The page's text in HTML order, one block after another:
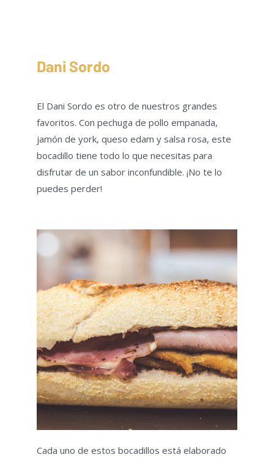
Dani Sordo
El Dani Sordo es otro de nuestros grandes
favoritos. Con pechuga de pollo empanada,
jamón de york, queso edam y salsa rosa, este
bocadillo tiene todo lo que necesitas para
disfrutar de un sabor inconfundible. ¡No te lo
puedes perder!
Cada uno de estos bocadillos está elaborado